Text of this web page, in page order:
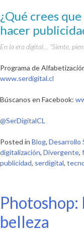
¿Qué crees
hacer
En la era digital… “Siente,
Programa de
www.serdigital.cl
Búscanos en Facebook:
@SerDigitalCL
Posted in Blog, Desarrollo
digitalización, Divergente,
publicidad, serdigital,
Photoshop:
belleza